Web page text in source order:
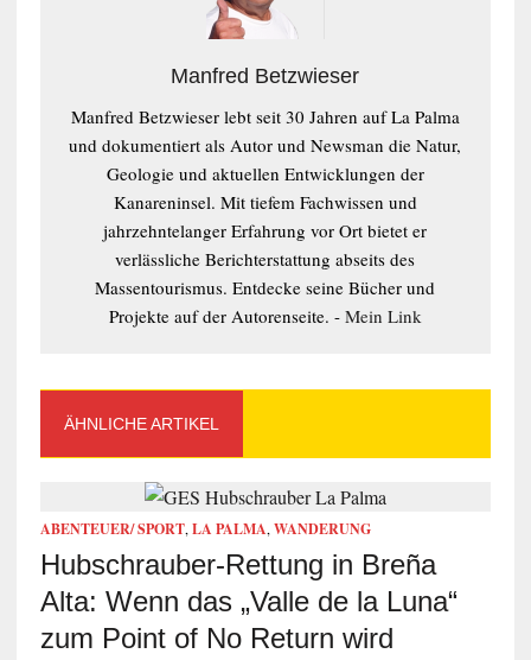
Manfred Betzwieser
Manfred Betzwieser lebt seit 30 Jahren auf La Palma
und dokumentiert als Autor und Newsman die Natur,
Geologie und aktuellen Entwicklungen der
Kanareninsel. Mit tiefem Fachwissen und
jahrzehntelanger Erfahrung vor Ort bietet er
verlässliche Berichterstattung abseits des
Massentourismus. Entdecke seine Bücher und
Projekte auf der Autorenseite. - Mein Link
ÄHNLICHE ARTIKEL
ABENTEUER/ SPORT, LA PALMA, WANDERUNG
Hubschrauber-Rettung in Breña
Alta: Wenn das „Valle de la Luna“
zum Point of No Return wird